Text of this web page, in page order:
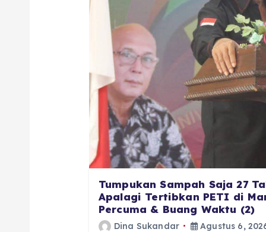
Tumpukan Sampah Saja 27
Apalagi Tertibkan PETI di
Percuma & Buang Waktu (2)
Dina Sukandar Agustus 6,